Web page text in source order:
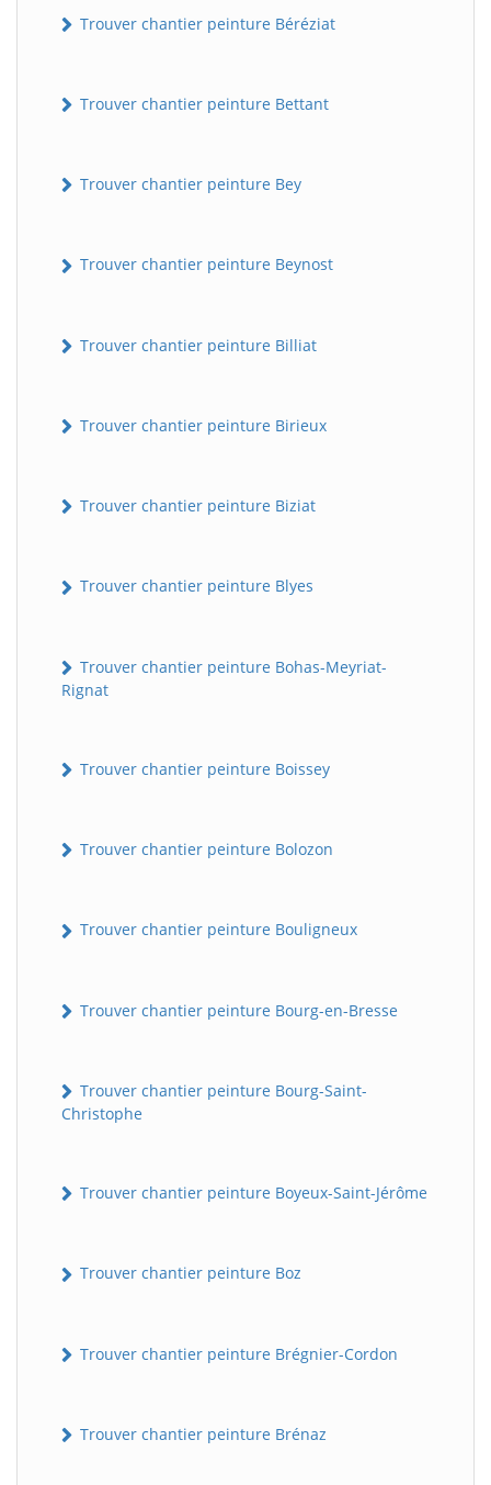
Trouver chantier peinture Béréziat
Trouver chantier peinture Bettant
Trouver chantier peinture Bey
Trouver chantier peinture Beynost
Trouver chantier peinture Billiat
Trouver chantier peinture Birieux
Trouver chantier peinture Biziat
Trouver chantier peinture Blyes
Trouver chantier peinture Bohas-Meyriat-
Rignat
Trouver chantier peinture Boissey
Trouver chantier peinture Bolozon
Trouver chantier peinture Bouligneux
Trouver chantier peinture Bourg-en-Bresse
Trouver chantier peinture Bourg-Saint-
Christophe
Trouver chantier peinture Boyeux-Saint-Jérôme
Trouver chantier peinture Boz
Trouver chantier peinture Brégnier-Cordon
Trouver chantier peinture Brénaz